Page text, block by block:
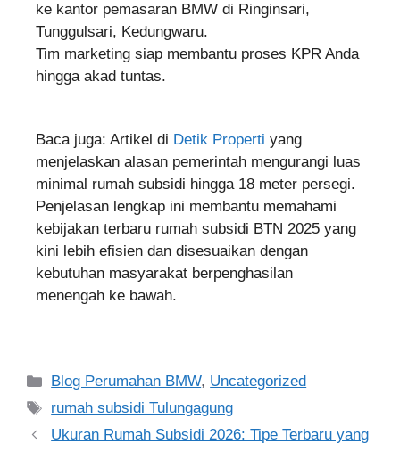
ke kantor pemasaran BMW di Ringinsari,
Tunggulsari, Kedungwaru.
Tim marketing siap membantu proses KPR Anda
hingga akad tuntas.
Baca juga: Artikel di Detik Properti yang
menjelaskan alasan pemerintah mengurangi luas
minimal rumah subsidi hingga 18 meter persegi.
Penjelasan lengkap ini membantu memahami
kebijakan terbaru rumah subsidi BTN 2025 yang
kini lebih efisien dan disesuaikan dengan
kebutuhan masyarakat berpenghasilan
menengah ke bawah.
Blog Perumahan BMW, Uncategorized
rumah subsidi Tulungagung
Ukuran Rumah Subsidi 2026: Tipe Terbaru yang